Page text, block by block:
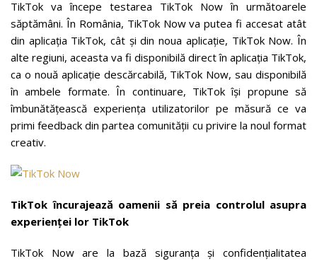
TikTok va începe testarea TikTok Now în următoarele
săptămâni. În România, TikTok Now va putea fi accesat atât
din aplicația TikTok, cât și din noua aplicație, TikTok Now. În
alte regiuni, aceasta va fi disponibilă direct în aplicația TikTok,
ca o nouă aplicație descărcabilă, TikTok Now, sau disponibilă
în ambele formate. În continuare, TikTok își propune să
îmbunătățească experiența utilizatorilor pe măsură ce va
primi feedback din partea comunității cu privire la noul format
creativ.
TikTok încurajează oamenii să preia controlul asupra
experienței lor TikTok
TikTok Now are la bază siguranța și confidențialitatea